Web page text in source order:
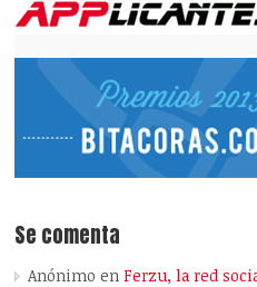
Se comenta
Anónimo enFerzu, la red